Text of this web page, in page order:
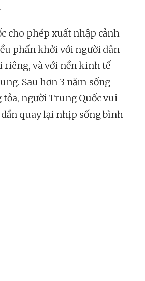
cho phép xuất nhập cảnh
phấn khởi với người dân
riêng, và với nền kinh tế
Sau hơn 3 năm sống
người Trung Quốc vui
quay lại nhịp sống bình